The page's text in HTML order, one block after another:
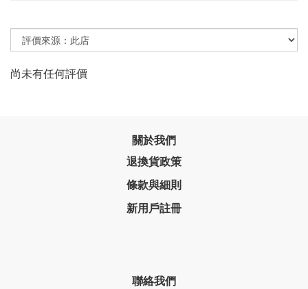
尚未有任何評價
關於我們
退換貨政策
條款與細則
新用戶註冊
聯絡我們